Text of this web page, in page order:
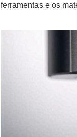
ferramentas e os